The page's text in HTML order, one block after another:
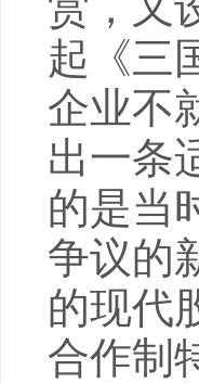
起《三
企业不
出一条
的是当
争议的
的现代
合作制